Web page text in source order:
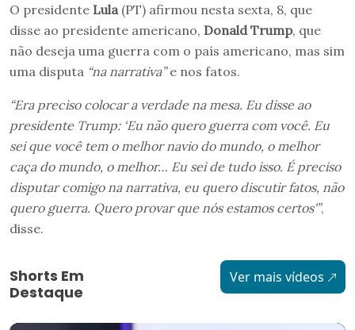
O presidente Lula (PT) afirmou nesta sexta, 8, que
disse ao presidente americano, Donald Trump, que
não deseja uma guerra com o país americano, mas sim
uma disputa “na narrativa”e nos fatos.
“Era preciso colocar a verdade na mesa. Eu disse ao
presidente Trump: ‘Eu não quero guerra com você. Eu
sei que você tem o melhor navio do mundo, o melhor
caça do mundo, o melhor… Eu sei de tudo isso. É preciso
disputar comigo na narrativa, eu quero discutir fatos, não
quero guerra. Quero provar que nós estamos certos'”,
disse.
Shorts Em
Destaque
Ver mais vídeos